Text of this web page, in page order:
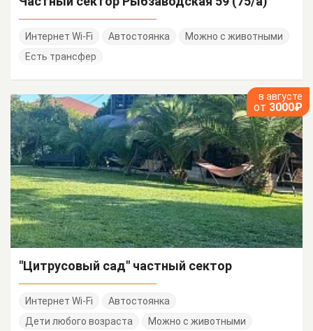
Интернет Wi-Fi Автостоянка
Можно с животными
Есть трансфер
в августе
от 3000₽
"Цитрусовый сад" частный сектор
Интернет Wi-Fi
Автостоянка
Дети любого возраста
Можно с животными